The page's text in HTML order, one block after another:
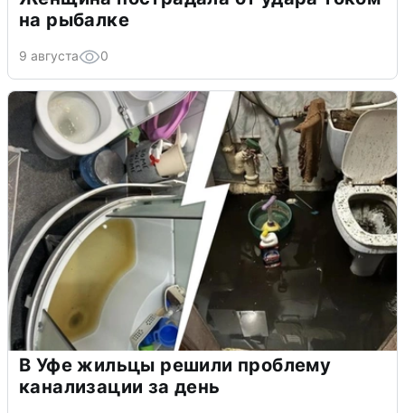
на рыбалке
9 августа 0
В Уфе жильцы решили проблему
канализации за день